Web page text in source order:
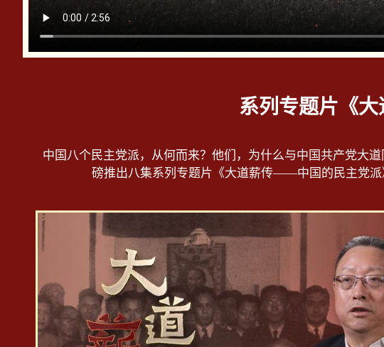
系列专题片《
中国八个民主党派，从何而来？他们，为什么与中国共产党大
磅推出八集系列专题片《大道薪传——中国的民主党派